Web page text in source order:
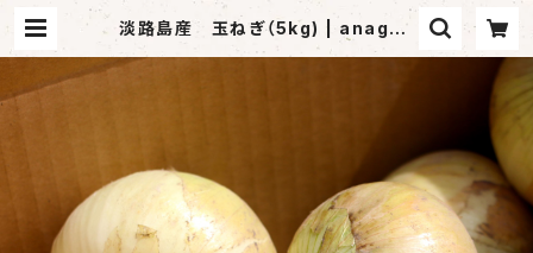
淡路島産 玉ねぎ（5kg) | anagas
hop